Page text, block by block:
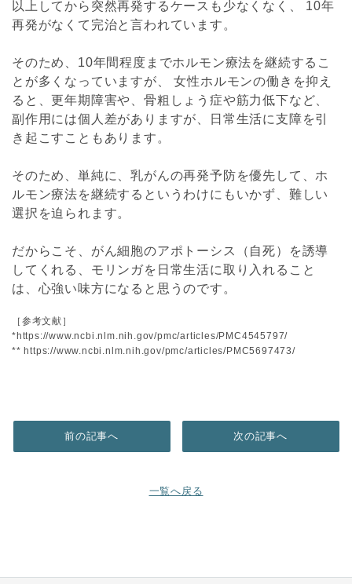
以上してから突然再発するケースも少なくなく、 10年
再発がなくて完治と言われています。
そのため、10年間程度までホルモン療法を継続するこ
とが多くなっていますが、 女性ホルモンの働きを抑え
ると、更年期障害や、骨粗しょう症や筋力低下など、
副作用には個人差がありますが、日常生活に支障を引
き起こすこともあります。
そのため、単純に、乳がんの再発予防を優先して、ホ
ルモン療法を継続するというわけにもいかず、難しい
選択を迫られます。
だからこそ、がん細胞のアポトーシス（自死）を誘導
してくれる、モリンガを日常生活に取り入れること
は、心強い味方になると思うのです。
［参考文献］
*https://www.ncbi.nlm.nih.gov/pmc/articles/PMC4545797/
** https://www.ncbi.nlm.nih.gov/pmc/articles/PMC5697473/
前の記事へ
一覧へ戻る
次の記事へ